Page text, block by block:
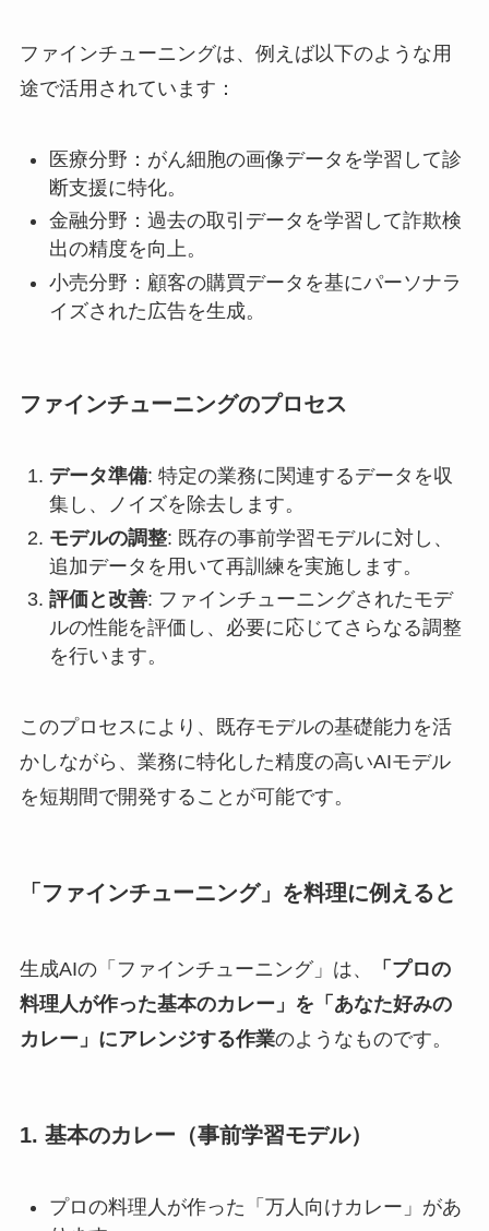
ファインチューニングは、例えば以下のような用
途で活用されています：
医療分野：がん細胞の画像データを学習して診
断支援に特化。
金融分野：過去の取引データを学習して詐欺検
出の精度を向上。
小売分野：顧客の購買データを基にパーソナラ
イズされた広告を生成。
ファインチューニングのプロセス
データ準備: 特定の業務に関連するデータを収
集し、ノイズを除去します。
モデルの調整: 既存の事前学習モデルに対し、
追加データを用いて再訓練を実施します。
評価と改善: ファインチューニングされたモデ
ルの性能を評価し、必要に応じてさらなる調整
を行います。
このプロセスにより、既存モデルの基礎能力を活
かしながら、業務に特化した精度の高いAIモデル
を短期間で開発することが可能です。
「ファインチューニング」を料理に例えると
生成AIの「ファインチューニング」は、
「プロの
料理人が作った基本のカレー」を「あなた好みの
カレー」にアレンジする作業のようなものです。
1. 基本のカレー（事前学習モデル）
プロの料理人が作った「万人向けカレー」があ